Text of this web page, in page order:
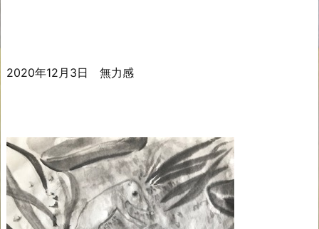
2020年12月3日 無力感